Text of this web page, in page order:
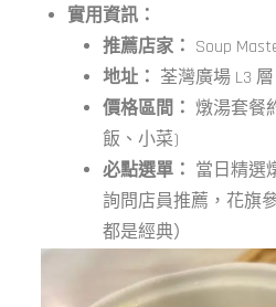
實用資訊：
推薦店家： Soup
地址： 荃灣廣場 L3
價格區間： 燉湯套餐
飯、小菜)
必點選單： 當日精選
詢問店員推薦，花旗
都是經典）